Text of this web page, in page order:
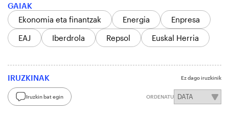
GAIAK
Ekonomia eta finantzak
Energia
Enpresa
EAJ
Iberdrola Repsol Euskal Herria
IRUZKINAK Ez dago iruzkinik
Iruzkin bat egin ORDENATU